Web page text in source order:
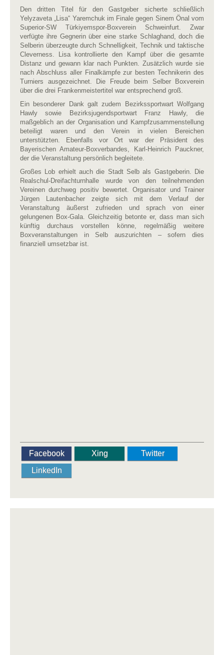
Den dritten Titel für den Gastgeber sicherte schließlich
Yelyzaveta „Lisa“ Yaremchuk im Finale gegen Sinem Önal vom
Superior-SW Türkiyemspor-Boxverein Schweinfurt. Zwar
verfügte ihre Gegnerin über eine starke Schlaghand, doch die
Selberin überzeugte durch Schnelligkeit, Technik und taktische
Cleverness. Lisa kontrollierte den Kampf über die gesamte
Distanz und gewann klar nach Punkten. Zusätzlich wurde sie
nach Abschluss aller Finalkämpfe zur besten Technikerin des
Turniers ausgezeichnet. Die Freude beim Selber Boxverein
über die drei Frankenmeistertitel war entsprechend groß.
Ein besonderer Dank galt zudem Bezirkssportwart Wolfgang
Hawly sowie Bezirksjugendsportwart Franz Hawly, die
maßgeblich an der Organisation und Kampfzusammenstellung
beteiligt waren und den Verein in vielen Bereichen
unterstützten. Ebenfalls vor Ort war der Präsident des
Bayerischen Amateur-Boxverbandes, Karl-Heinrich Pauckner,
der die Veranstaltung persönlich begleitete.
Großes Lob erhielt auch die Stadt Selb als Gastgeberin. Die
Realschul-Dreifachturnhalle wurde von den teilnehmenden
Vereinen durchweg positiv bewertet. Organisator und Trainer
Jürgen Lautenbacher zeigte sich mit dem Verlauf der
Veranstaltung äußerst zufrieden und sprach von einer
gelungenen Box-Gala. Gleichzeitig betonte er, dass man sich
künftig durchaus vorstellen könne, regelmäßig weitere
Boxveranstaltungen in Selb auszurichten – sofern dies
finanziell umsetzbar ist.
Facebook Xing
Twitter
LinkedIn